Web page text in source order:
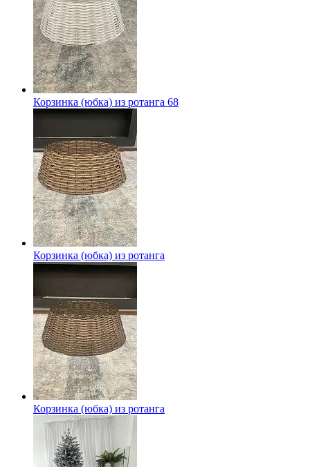
Корзинка (юбка) из ротанга 68
Корзинка (юбка) из ротанга
Корзинка (юбка) из ротанга